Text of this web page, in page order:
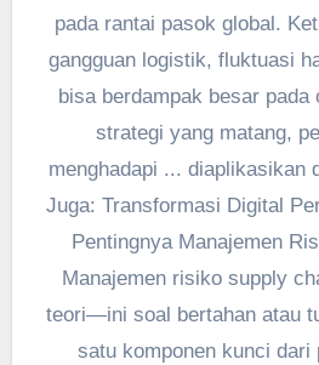
pada rantai pasok global.
gangguan logistik, fluktuasi
bisa berdampak besar pada
strategi yang matang,
menghadapi ... diaplikasikan
Juga: Transformasi Digital
Pentingnya Manajemen
Manajemen risiko supply
teori—ini soal bertahan atau
satu komponen kunci dari